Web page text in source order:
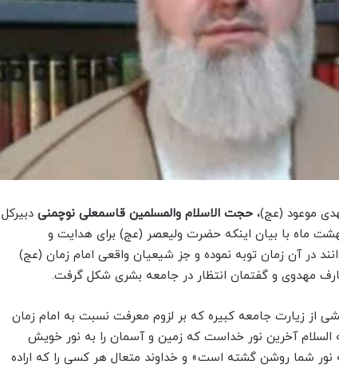
موعود (عج)، حجت الاسلام والمسلمین قاسمعلی نوچمنی دبیرکل
ماه با بیان اینکه حضرت ولیعصر (عج) برای هدایت و
در آن زمان توبه نموده و جز شیعیان واقعی امام زمان (عج)
مهدوی و گفتمان انتظار در جامعه بشری شکل گرفت.
از زیارت جامعه کبیره که بر لزوم معرفت نسبت به امام زمان
السلام آخرین نور خداست که زمین و آسمان را به نور خویش
نور شما روشن گشته است» و خداوند متعال هر کسی را که اراده